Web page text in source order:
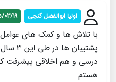
اولیا ابوالفضل گنجی 03/19
با تلاش ها و کمک های
درسی و هم اخلاقی پیشرفت
هستم